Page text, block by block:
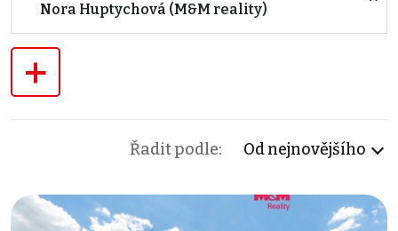
Nora Huptychová (M&M reality)
+
Řadit podle: Od nejnovějšího